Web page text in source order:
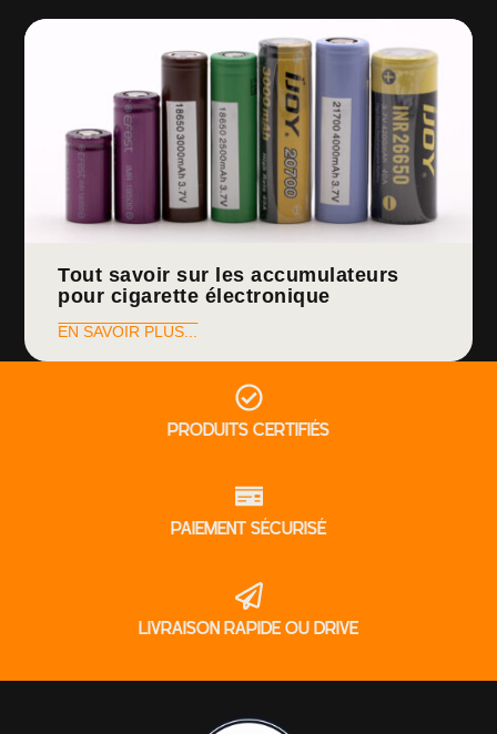
Tout savoir sur les accumulateurs
pour cigarette électronique
EN SAVOIR PLUS...
PRODUITS CERTIFIÉS
PAIEMENT SÉCURISÉ
LIVRAISON RAPIDE OU DRIVE